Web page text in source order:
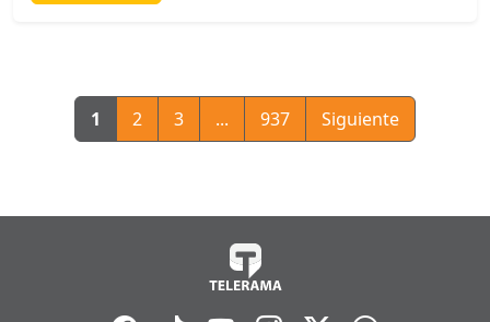
1 2 3 ... 937 Siguiente